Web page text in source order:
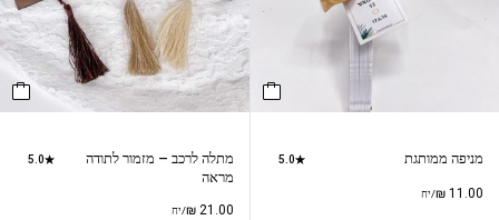
מניפה ממותגת 5.0
₪ 11.00 /יח
מתלה לרכב – מזמור לתודה
מראה
5.0
₪21.00 /יח